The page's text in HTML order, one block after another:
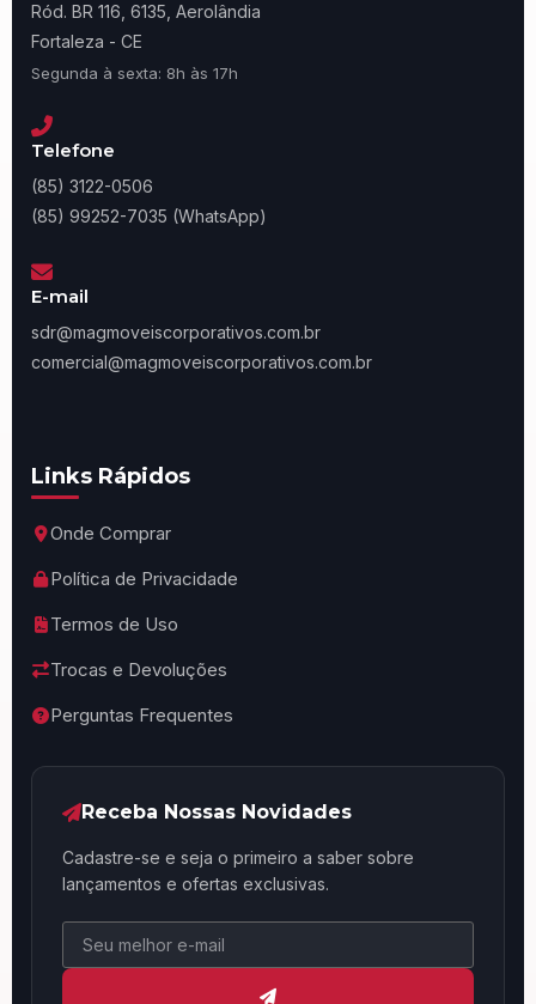
Ród. BR 116, 6135, Aerolândia
Fortaleza - CE
Segunda à sexta: 8h às 17h
Telefone
(85) 3122-0506
(85) 99252-7035 (WhatsApp)
E-mail
sdr@magmoveiscorporativos.com.br
comercial@magmoveiscorporativos.com.br
Links Rápidos
Onde Comprar
Política de Privacidade
Termos de Uso
Trocas e Devoluções
Perguntas Frequentes
Receba Nossas Novidades
Cadastre-se e seja o primeiro a saber sobre
lançamentos e ofertas exclusivas.